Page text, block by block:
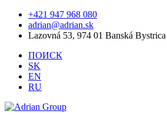
+421 947 968 080
adrian@adrian.sk
Lazovná 53, 974 01 Banská Bystrica
ПОИСК
SK
EN
RU